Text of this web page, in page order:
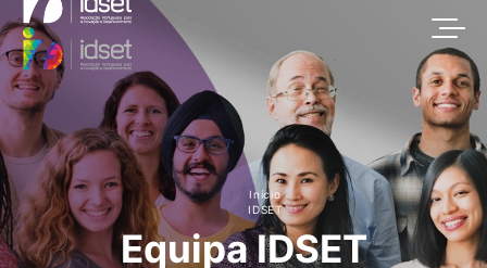
Início
IDSET
Equipa IDSET